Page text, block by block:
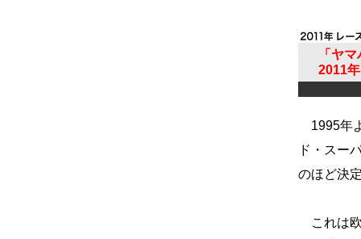
「ヤ
2011
1995年
ド・スー
のほど決
これは欧